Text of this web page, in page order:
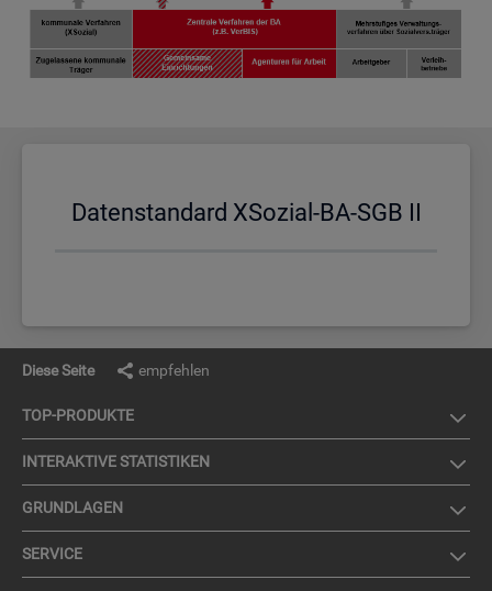
Da­ten­stan­dard XSo­zi­al-BA-SGB II
Diese Seite empfehlen
TOP-PRO­DUK­TE
IN­TER­AK­TI­VE STA­TIS­TI­KEN
GRUND­LA­GEN
SER­VICE